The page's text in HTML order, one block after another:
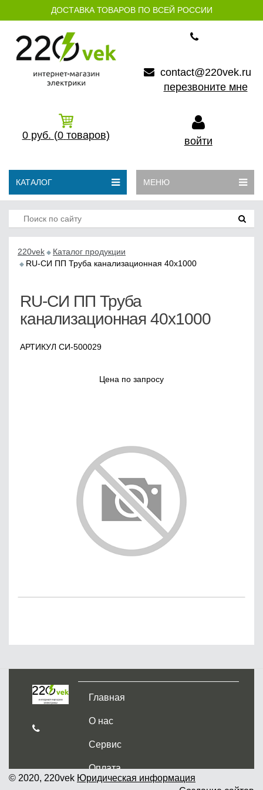
ДОСТАВКА ТОВАРОВ ПО ВСЕЙ РОССИИ
contact@220vek.ru
перезвоните мне
0 руб. (0 товаров) войти
КАТАЛОГ МЕНЮ
220vek
Каталог продукции
RU-СИ ПП Труба канализационная 40x1000
RU-СИ ПП Труба
канализационная 40x1000
АРТИКУЛ СИ-500029
Цена по запросу
Главная
О нас
Сервис
Оплата
© 2020, 220vek Юридическая информация